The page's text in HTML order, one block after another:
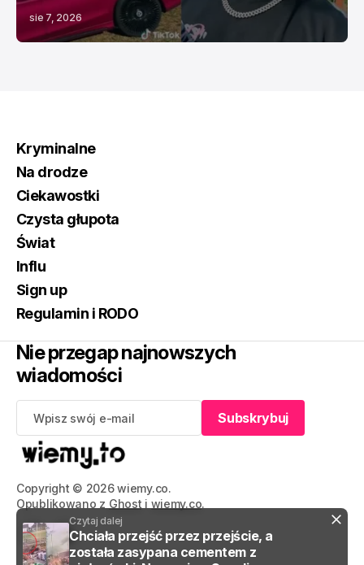
Czytaj dalej
Chciała przejść przez przejście, a
została zasypana cementem z
sie 7, 2026
Copyright © 2026 wiemy.co.
Opublikowano z Ghost i wiemy.co.
Kryminalne
Na drodze
Ciekawostki
Czysta głupota
Świat
Influ
Sign up
Regulamin i RODO
Nie przegap najnowszych
wiadomości
Subskrybuj
Subskrybuj